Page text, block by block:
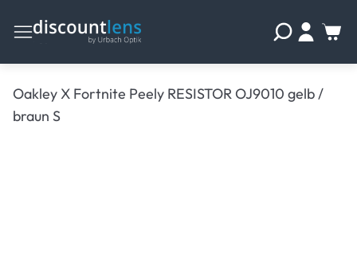
Oakley X Fortnite Peely RESISTOR OJ9010 gelb /
braun S